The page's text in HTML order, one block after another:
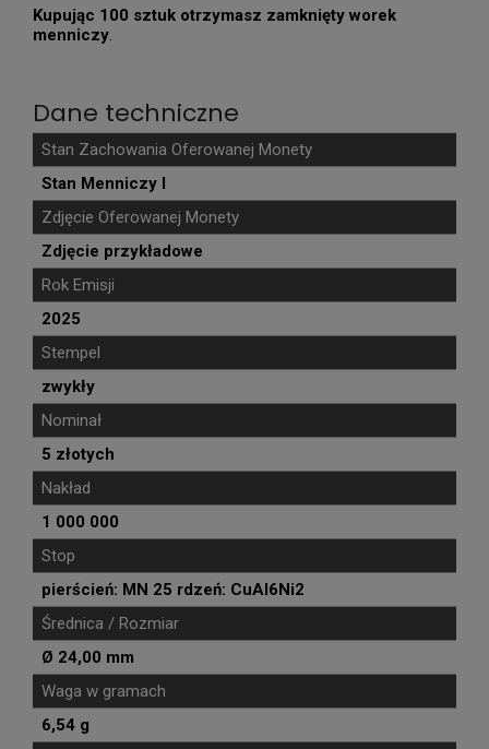
Kupując 100 sztuk otrzymasz zamknięty worek
menniczy.
Dane techniczne
Stan Zachowania Oferowanej Monety
Stan Menniczy I
Zdjęcie Oferowanej Monety
Zdjęcie przykładowe
Rok Emisji
2025
Stempel
zwykły
Nominał
5 złotych
Nakład
1 000 000
Stop
pierścień: MN 25 rdzeń: CuAl6Ni2
Średnica / Rozmiar
Ø 24,00 mm
Waga w gramach
6,54 g